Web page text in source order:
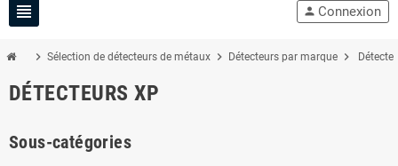
view_headline person Connexion
chevron_right Sélection de détecteurs de métaux chevron_right Détecteurs par marque chevron_right
DÉTECTEURS XP
Sous-catégories